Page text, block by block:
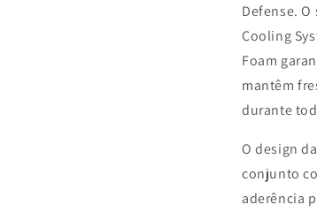
Defense.
Cooling
Foam
mantêm
durante
O design
conjunto
aderência